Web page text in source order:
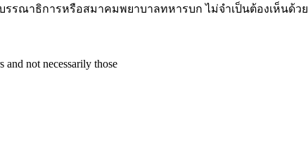
รณาธิการหรือสมาคมพยาบาลทหารบก ไม่จำเป็นต้องเห็นด้วย
and not necessarily those